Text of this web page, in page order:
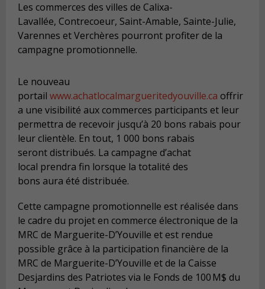
Les commerces des villes de Calixa-
Lavallée, Contrecoeur, Saint-Amable, Sainte-Julie,
Varennes et Verchères pourront profiter de la
campagne promotionnelle.
Le nouveau
portail www.achatlocalmargueritedyouville.ca offrir
a une visibilité aux commerces participants et leur
permettra de recevoir jusqu’à 20 bons rabais pour
leur clientèle. En tout, 1 000 bons rabais
seront distribués. La campagne d’achat
local prendra fin lorsque la totalité des
bons aura été distribuée.
Cette campagne promotionnelle est réalisée dans
le cadre du projet en commerce électronique de la
MRC de Marguerite-D’Youville et est rendue
possible grâce à la participation financière de la
MRC de Marguerite-D’Youville et de la Caisse
Desjardins des Patriotes via le Fonds de 100 M$ du